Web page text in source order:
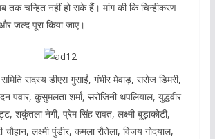
तक चन्हित नहीं हो सके हैं। मांग की कि चिन्हीकरण
जल्द पूरा किया जाए।
सदस्य डीएस गुसाईं, गंभीर मेवाड़, सरोज डिमरी,
पवार, कुसुमलता शर्मा, सरोजिनी थपलियाल, युद्धवीर
शकुंतला नेगी, प्रेम सिंह रावत, लक्ष्मी बूड़़ाकोटी,
चौहान, लक्ष्मी पुंडीर, कमला रौतेला, विजय गोदयाल,